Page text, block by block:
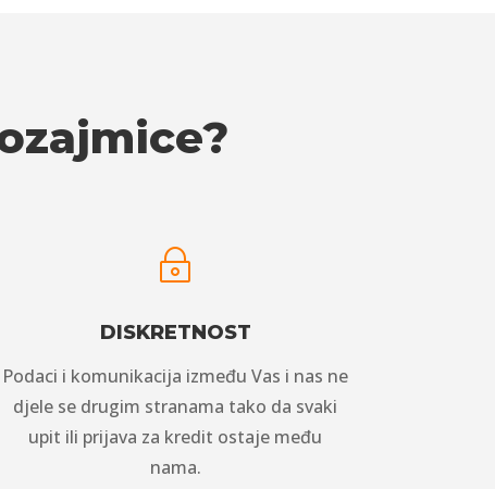
~
DISKRETNOST
Podaci i komunikacija između Vas i nas ne
djele se drugim stranama tako da svaki
upit ili prijava za kredit ostaje među
nama.